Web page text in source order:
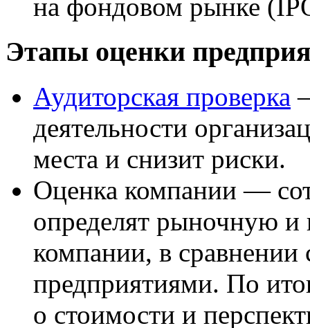
на фондовом рынке
Этапы оценки
Аудиторская проверка
деятельности
места и снизит риски.
Оценка компании —
определят рыночную и
компании, в
предприятиями. По
о стоимости и